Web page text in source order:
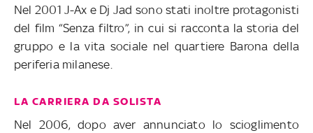
Nel 2001 J-Ax e Dj Jad sono stati inoltre protagonisti
del film “Senza filtro”, in cui si racconta la storia del
gruppo e la vita sociale nel quartiere Barona della
periferia milanese.
LA CARRIERA DA SOLISTA
Nel 2006, dopo aver annunciato lo scioglimento